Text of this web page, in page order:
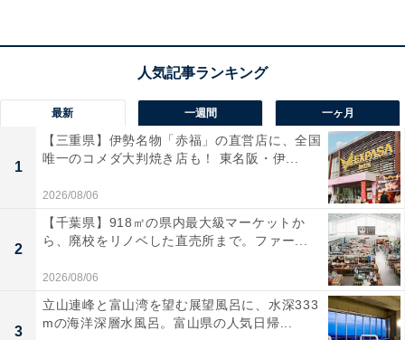
交通手段：長崎自動車道 武雄・北方ICより車で約15分／
JR佐世保線 武雄温泉駅より徒歩約15分（無料送迎あ
り・事前予約制）
大人1名（参考価格）：1万1000円
※料金は公式Webサイト参考価格
チェックイン・チェックアウト
最新 一週間 一ヶ月
1
【三重県】伊勢名物「赤福」の直営店に、全国
唯一のコメダ大判焼き店も！ 東名阪・伊...
2026/08/06
2
【千葉県】918㎡の県内最大級マーケットか
ら、廃校をリノベした直売所まで。ファー...
2026/08/06
3
立山連峰と富山湾を望む展望風呂に、水深333
mの海洋深層水風呂。富山県の人気日帰...